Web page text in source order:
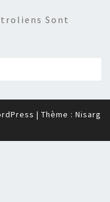
Sont
| Thème : Nisarg